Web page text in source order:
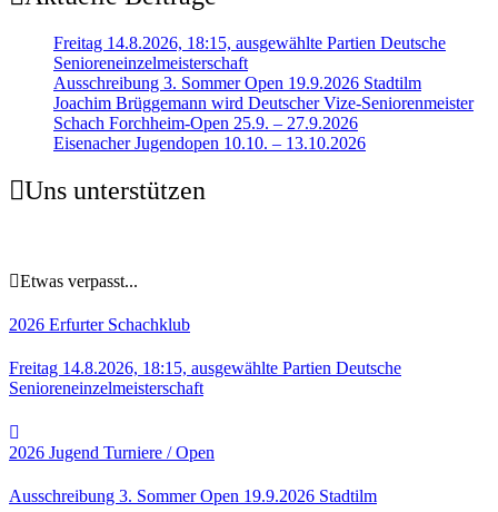
Freitag 14.8.2026, 18:15, ausgewählte Partien Deutsche
Senioreneinzelmeisterschaft
Ausschreibung 3. Sommer Open 19.9.2026 Stadtilm
Joachim Brüggemann wird Deutscher Vize-Seniorenmeister
Schach Forchheim-Open 25.9. – 27.9.2026
Eisenacher Jugendopen 10.10. – 13.10.2026
Uns unterstützen
Etwas verpasst...
2026 Erfurter Schachklub
Freitag 14.8.2026, 18:15, ausgewählte Partien Deutsche
Senioreneinzelmeisterschaft
2026 Jugend Turniere / Open
Ausschreibung 3. Sommer Open 19.9.2026 Stadtilm